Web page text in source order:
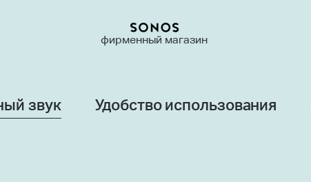
фирменный магазин
звук Удобство использования